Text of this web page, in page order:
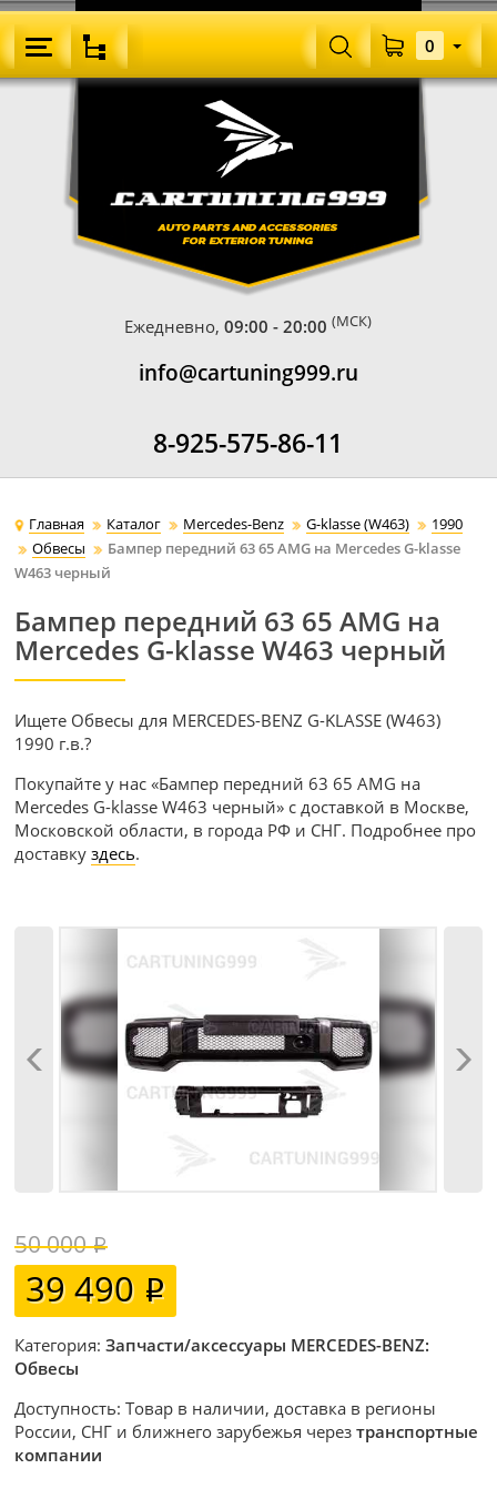
Ежедневно,09:00 - 20:00 (МСК)
info@cartuning999.ru
8-925-575-86-11
0
Главная Каталог Mercedes-Benz G-klasse (W463)
1990
Обвесы
Бампер передний 63 65 AMG на Mercedes G-klasse
W463 черный
Бампер передний 63 65 AMG на
Mercedes G-klasse W463 черный
Ищете Обвесы для MERCEDES-BENZ G-KLASSE (W463)
1990 г.в.?
Покупайте у нас «Бампер передний 63 65 AMG на
Mercedes G-klasse W463 черный» с доставкой в Москве,
Московской области, в города РФ и СНГ. Подробнее про
доставкуздесь.
50 000
39 490
Категория:Запчасти/аксессуары MERCEDES-BENZ:
Обвесы
Доступность: Товар в наличии, доставка в регионы
России, СНГ и ближнего зарубежья черезтранспортные
компании